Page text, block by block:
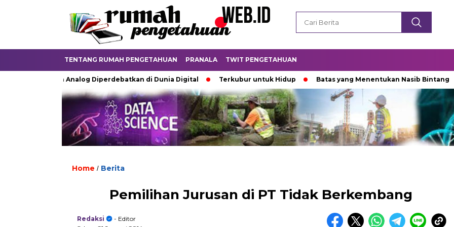
TENTANG RUMAH PENGETAHUAN PRANALA TWIT PENGETAHUAN
Ijazah Analog Diperdebatkan di Dunia Digital Terkubur untuk Hidup Batas yang Menentukan Nasib Bintang
Home / Berita
Pemilihan Jurusan di PT Tidak Berkembang
Redaksi
- Editor